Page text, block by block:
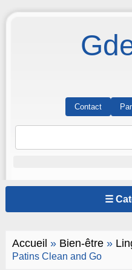
Contact
☰
Accueil » Bien-être»
Patins Clean and Go